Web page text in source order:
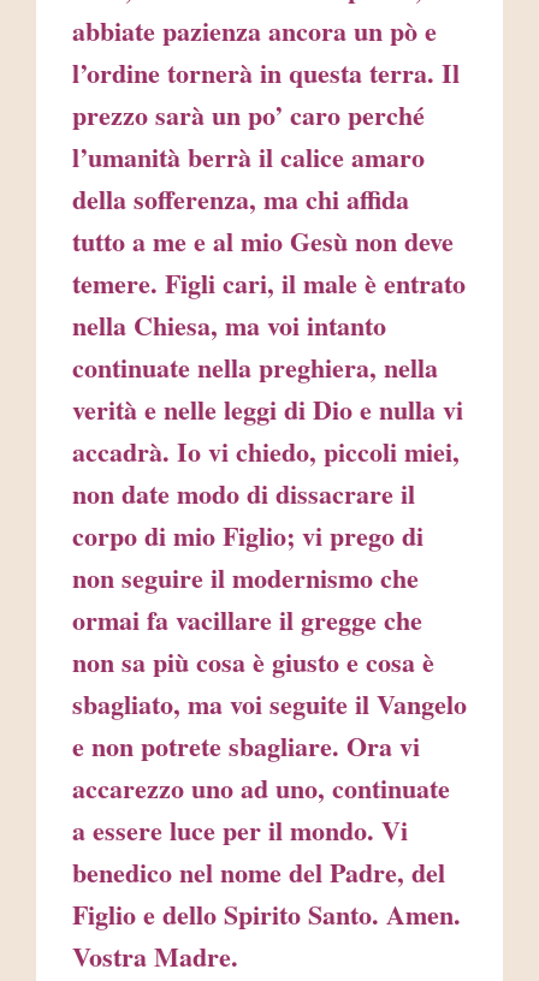
abbiate pazienza ancora un pò e
l’ordine tornerà in questa terra. Il
prezzo sarà un po’ caro perché
l’umanità berrà il calice amaro
della sofferenza, ma chi affida
tutto a me e al mio Gesù non deve
temere. Figli cari, il male è entrato
nella Chiesa, ma voi intanto
continuate nella preghiera, nella
verità e nelle leggi di Dio e nulla vi
accadrà. Io vi chiedo, piccoli miei,
non date modo di dissacrare il
corpo di mio Figlio; vi prego di
non seguire il modernismo che
ormai fa vacillare il gregge che
non sa più cosa è giusto e cosa è
sbagliato, ma voi seguite il Vangelo
e non potrete sbagliare. Ora vi
accarezzo uno ad uno, continuate
a essere luce per il mondo. Vi
benedico nel nome del Padre, del
Figlio e dello Spirito Santo. Amen.
Vostra Madre.